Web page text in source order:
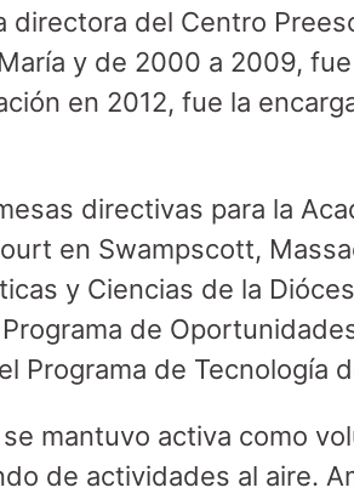
directora del Centro
y de 2000 a 2009,
en 2012, fue la
directivas para la
en Swampscott,
y Ciencias de la
de
Programa de Tecnología
mantuvo activa como
de actividades al aire.